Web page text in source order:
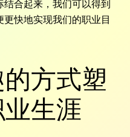
合起来，我们可以得到
快地实现我们的职业目
方式塑
生涯